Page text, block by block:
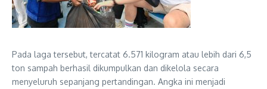
Pada laga tersebut, tercatat 6.571 kilogram atau lebih dari 6,5
ton sampah berhasil dikumpulkan dan dikelola secara
menyeluruh sepanjang pertandingan. Angka ini menjadi